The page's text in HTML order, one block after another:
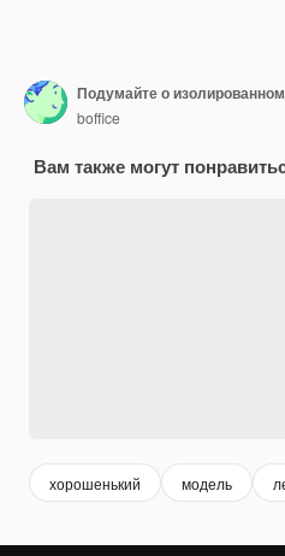
Подумайте о изолированном
boffice
Вам также могут
хорошенький модель